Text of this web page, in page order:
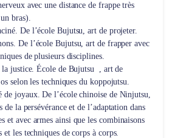
avec une distance de frappe très
bras).
De l’école Bujutsu, art de projeter.
De l’école Bujutsu, art de frapper avec
de plusieurs disciplines.
justice. École de Bujutsu , art de
selon les techniques du koppojutsu.
joyaux. De l’école chinoise de Ninjutsu,
de la persévérance et de l’adaptation dans
et avec armes ainsi que les combinaisons
et les techniques de corps à corps.